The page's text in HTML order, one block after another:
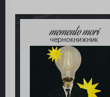
memento mori
чернокнижник